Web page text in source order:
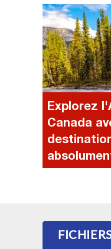
Explorez
Canada